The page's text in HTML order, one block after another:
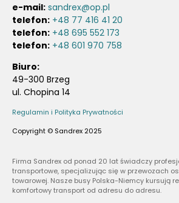
e-mail: sandrex@op.pl
telefon: +48 77 416 41 20
telefon: +48 695 552 173
telefon: +48 601 970 758
Biuro:
49-300 Brzeg
ul. Chopina 14
Regulamin i Polityka Prywatności
Copyright © Sandrex 2025
Firma Sandrex od ponad 20 lat świadczy
transportowe, specjalizując się w przewozach
towarowej. Nasze busy Polska-Niemcy kursują
komfortowy transport od adresu do adresu.